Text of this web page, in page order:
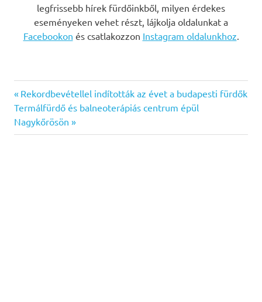
legfrissebb hírek fürdőinkből, milyen érdekes
eseményeken vehet részt, lájkolja oldalunkat a
Facebookon és csatlakozzon Instagram oldalunkhoz
Bejegyzés
navigáció
Previous
Post:
Rekordbevétellel indították az évet a budapesti fürdők
Next
Post:
Termálfürdő és balneoterápiás centrum épül
Nagykőrösön